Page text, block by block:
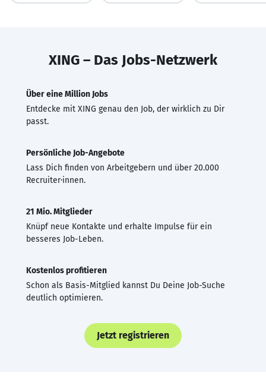
XING – Das Jobs-Netzwerk
Über eine Million Jobs
Entdecke mit XING genau den Job, der wirklich zu Dir
passt.
Persönliche Job-Angebote
Lass Dich finden von Arbeitgebern und über 20.000
Recruiter·innen.
21 Mio. Mitglieder
Knüpf neue Kontakte und erhalte Impulse für ein
besseres Job-Leben.
Kostenlos profitieren
Schon als Basis-Mitglied kannst Du Deine Job-Suche
deutlich optimieren.
Jetzt registrieren